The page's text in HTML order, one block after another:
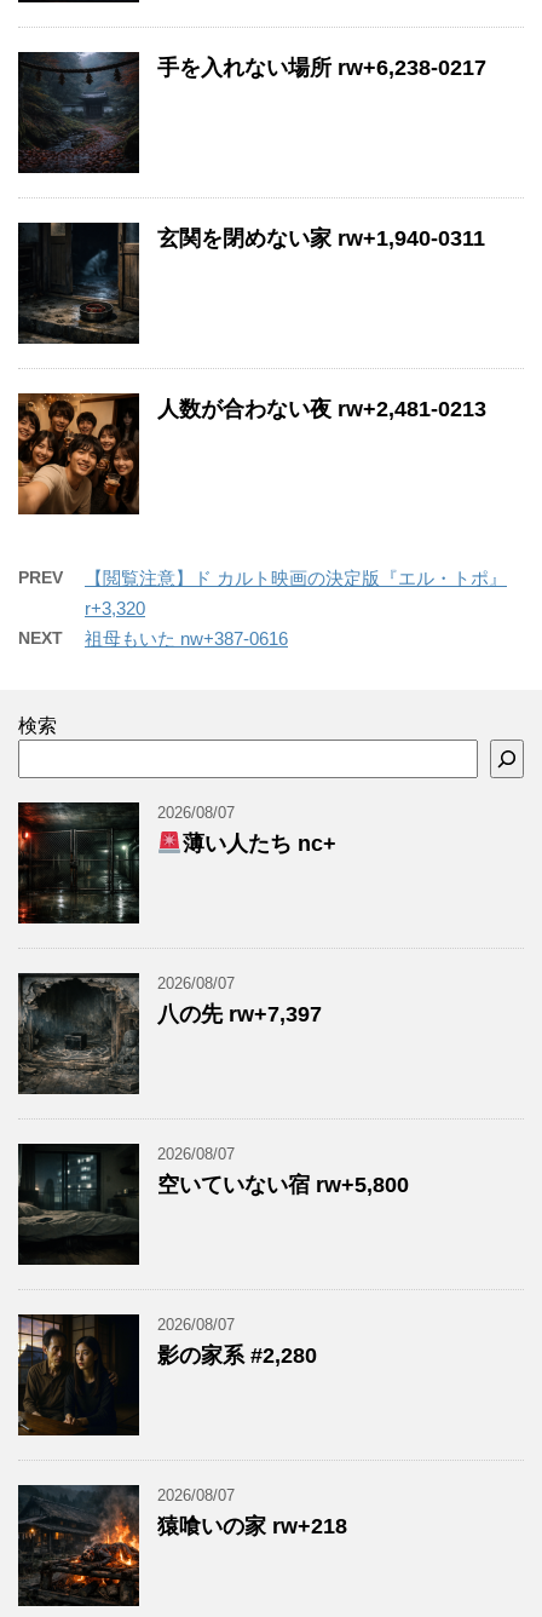
手を入れない場所 rw+6,238-0217
玄関を閉めない家 rw+1,940-0311
人数が合わない夜 rw+2,481-0213
PREV
【閲覧注意】ド カルト映画の決定版『エル・トポ』
r+3,320
NEXT 祖母もいた nw+387-0616
検索
2026/08/07
薄い人たち nc+
2026/08/07
八の先 rw+7,397
2026/08/07
空いていない宿 rw+5,800
2026/08/07
影の家系 #2,280
2026/08/07
猿喰いの家 rw+218